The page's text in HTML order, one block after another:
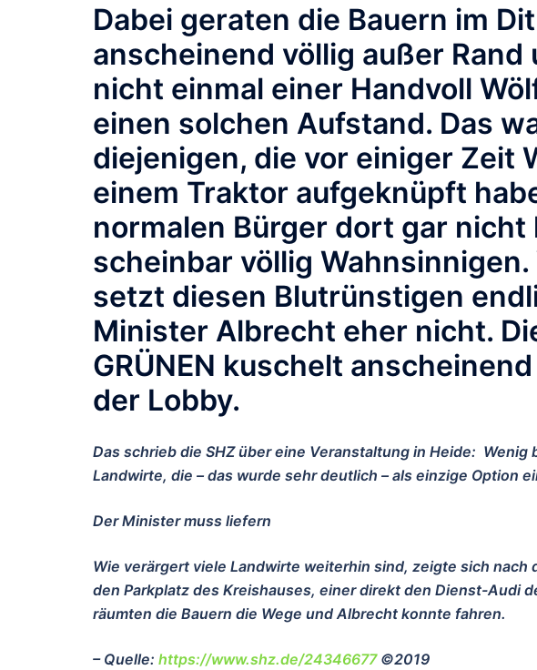
Dabei geraten die Bauern im
anscheinend völlig außer Rand
nicht einmal einer Handvoll
einen solchen Aufstand. Das
diejenigen, die vor einiger Zeit
einem Traktor aufgeknüpft
normalen Bürger dort gar
scheinbar völlig
setzt diesen Blutrünstigen
Minister Albrecht eher nicht.
GRÜNEN kuschelt
der Lobby.
Das schrieb die SHZ über eine Veranstaltung in Heide: Wenig
Landwirte, die – das wurde sehr deutlich – als einzige Option
Der Minister muss liefern
Wie verärgert viele Landwirte weiterhin sind, zeigte sich
den Parkplatz des Kreishauses, einer direkt den Dienst-Audi
räumten die Bauern die Wege und Albrecht konnte fahren.
– Quelle: https://www.shz.de/24346677©2019